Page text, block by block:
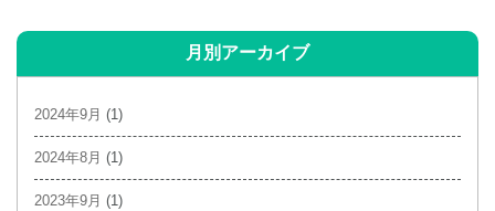
月別アーカイブ
2024年9月 (1)
2024年8月 (1)
2023年9月 (1)